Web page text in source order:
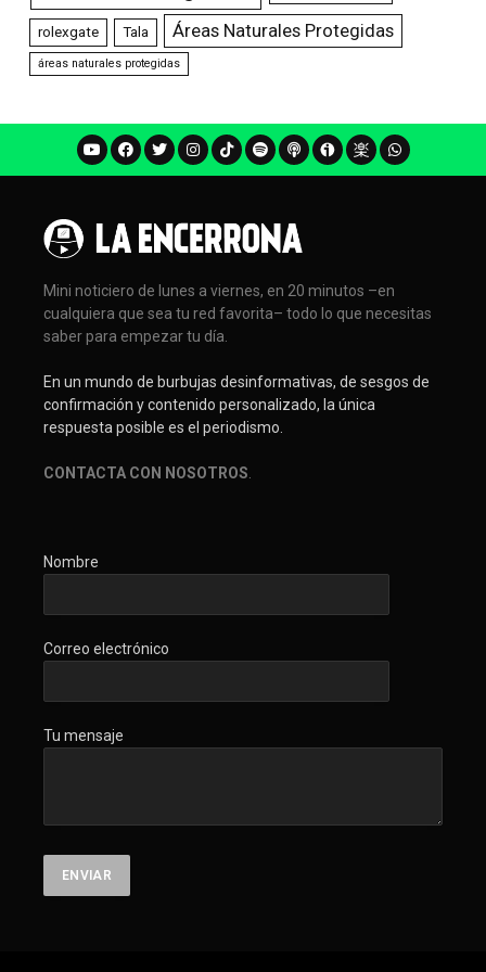
rolexgate Tala Áreas Naturales Protegidas
áreas naturales protegidas
Mini noticiero de lunes a viernes, en 20 minutos –en
cualquiera que sea tu red favorita– todo lo que necesitas
saber para empezar tu día.
En un mundo de burbujas desinformativas, de sesgos de
confirmación y contenido personalizado, la única
respuesta posible es el periodismo.
CONTACTA CON NOSOTROS.
Nombre
Correo electrónico
Tu mensaje